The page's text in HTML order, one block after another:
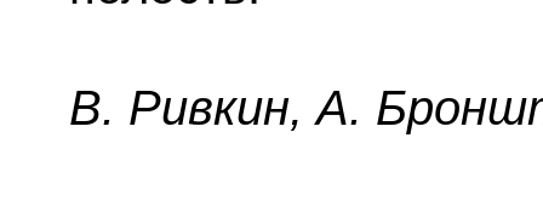
B. Pивкин, A.